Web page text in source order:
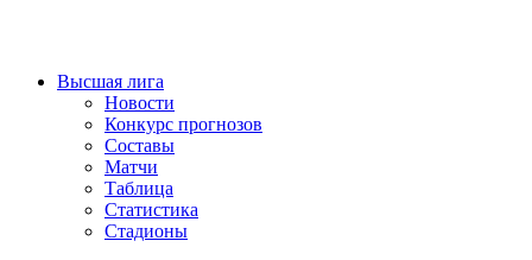
Высшая лига
Новости
Конкурс прогнозов
Составы
Матчи
Таблица
Статистика
Стадионы